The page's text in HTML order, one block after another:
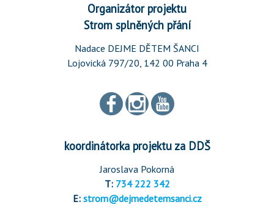
Organizátor projektu
Strom splněných přání
Nadace DEJME DĚTEM ŠANCI
Lojovická 797/20, 142 00 Praha 4
koordinátorka projektu za DDŠ
Jaroslava Pokorná
T: 734 222 342
E: strom@dejmedetemsanci.cz